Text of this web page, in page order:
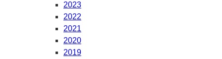
2023
2022
2021
2020
2019